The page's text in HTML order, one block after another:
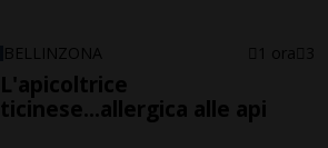
BELLINZONA 1 ora 3
L'apicoltrice
ticinese...allergica alle api